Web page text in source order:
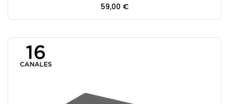
Precio
59,00 €